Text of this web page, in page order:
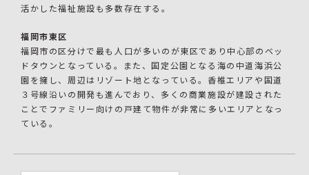
活かした福祉施設も多数存在する。
福岡市東区
福岡市の区分けで最も人口が多いのが東区であり中心部のベッ
ドタウンとなっている。また、国定公園となる海の中道海浜公
園を擁し、周辺はリゾート地となっている。香椎エリアや国道
３号線沿いの開発も進んでおり、多くの商業施設が建設された
ことでファミリー向けの戸建て物件が非常に多いエリアとなっ
ている。